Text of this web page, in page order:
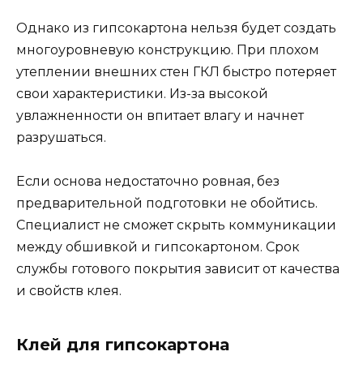
Однако из гипсокартона нельзя будет создать
многоуровневую конструкцию. При плохом
утеплении внешних стен ГКЛ быстро потеряет
свои характеристики. Из-за высокой
увлажненности он впитает влагу и начнет
разрушаться.
Если основа недостаточно ровная, без
предварительной подготовки не обойтись.
Специалист не сможет скрыть коммуникации
между обшивкой и гипсокартоном. Срок
службы готового покрытия зависит от качества
и свойств клея.
Клей для гипсокартона